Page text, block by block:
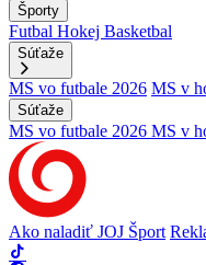
Športy
Futbal Hokej Basketbal
Súťaže
MS vo futbale 2026 MS v
Súťaže
MS vo futbale 2026 MS v
Ako naladiť JOJ Šport